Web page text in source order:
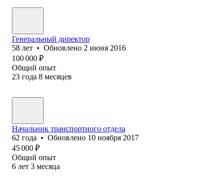
Генеральный директор
58 лет • Обновлено 2 июня 2016
100 000 ₽
Общий опыт
23 года 8 месяцев
Начальник транспортного отдела
62 года • Обновлено 10 ноября 2017
45 000 ₽
Общий опыт
6 лет 3 месяца